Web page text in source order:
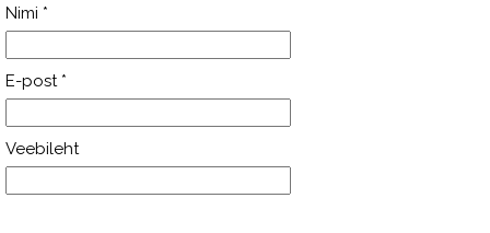
Nimi *
E-post *
Veebileht